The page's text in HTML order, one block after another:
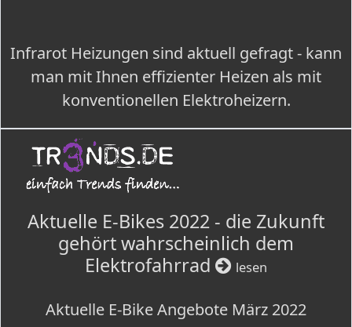
Infrarot Heizungen sind aktuell gefragt - kann
man mit Ihnen effizienter Heizen als mit
konventionellen Elektroheizern.
Aktuelle E-Bikes 2022 - die Zukunft
gehört wahrscheinlich dem
Elektrofahrrad
lesen
Aktuelle E-Bike Angebote März 2022